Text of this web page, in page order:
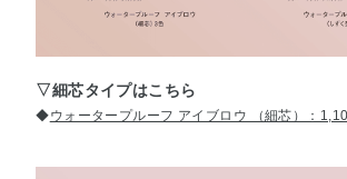
▽細芯タイプはこちら
◆ウォータープルーフ アイブロウ （細芯）：